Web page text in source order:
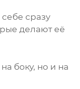
сразу
делают её
боку, но и на